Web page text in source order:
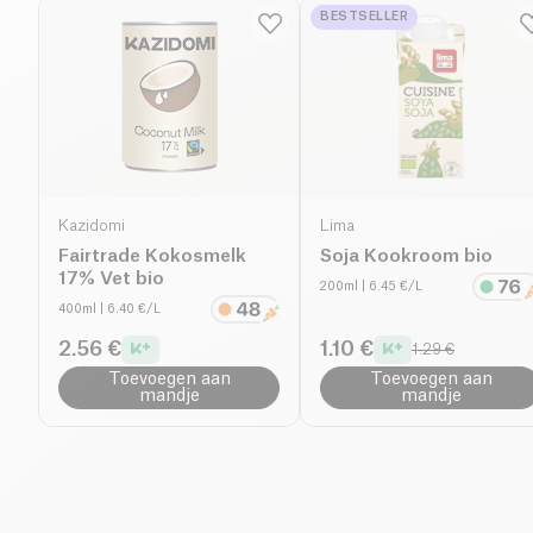
Kazidomi
Fairtrade Kokosmelk
17% Vet bio
400ml | 6.40 €/L
2.56 €
Toevoegen aan
mandje
BESTSELLER
Lima
Soja Kookroom bio
200ml | 6.45 €/L
1.10 € 1.29 €
Toevoegen aan
mandje